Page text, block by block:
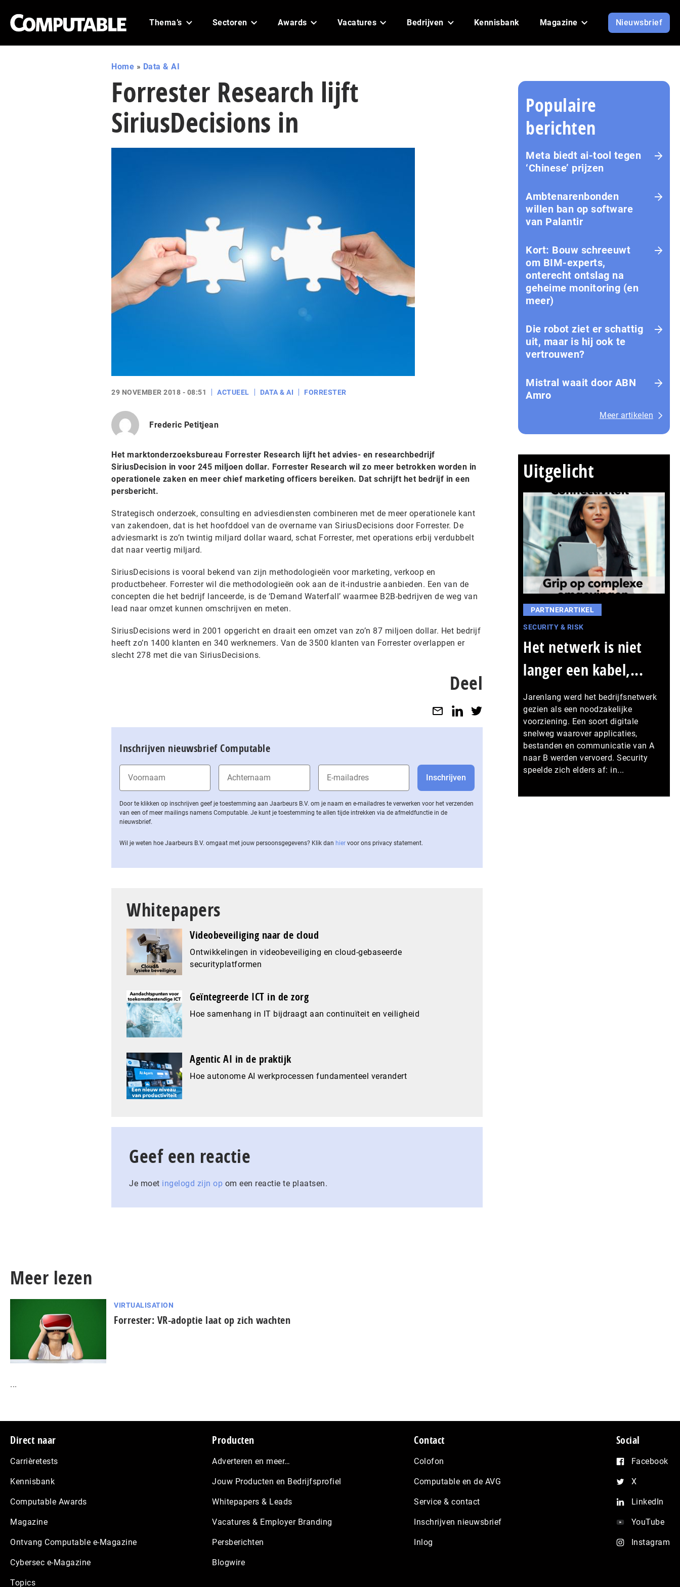
Thema’s Sectoren Awards Vacatures Bedrijven Kennisbank Magazine Nieuwsbrief
Home » Data & AI
Forrester Research lijft
SiriusDecisions in
29 NOVEMBER 2018 - 08:51 ACTUEEL DATA & AI FORRESTER
Frederic Petitjean
Het marktonderzoeksbureau Forrester Research lijft het advies- en researchbedrijf
SiriusDecision in voor 245 miljoen dollar. Forrester Research wil zo meer betrokken worden in
operationele zaken en meer chief marketing officers bereiken. Dat schrijft het bedrijf in een
persbericht.
Strategisch onderzoek, consulting en adviesdiensten combineren met de meer operationele kant
van zakendoen, dat is het hoofddoel van de overname van SiriusDecisions door Forrester. De
adviesmarkt is zo’n twintig miljard dollar waard, schat Forrester, met operations erbij verdubbelt
dat naar veertig miljard.
SiriusDecisions is vooral bekend van zijn methodologieën voor marketing, verkoop en
productbeheer. Forrester wil die methodologieën ook aan de it-industrie aanbieden. Een van de
concepten die het bedrijf lanceerde, is de ‘Demand Waterfall’ waarmee B2B-bedrijven de weg van
lead naar omzet kunnen omschrijven en meten.
SiriusDecisions werd in 2001 opgericht en draait een omzet van zo’n 87 miljoen dollar. Het bedrijf
heeft zo’n 1400 klanten en 340 werknemers. Van de 3500 klanten van Forrester overlappen er
slecht 278 met die van SiriusDecisions.
Deel
Inschrijven nieuwsbrief Computable
Door te klikken op inschrijven geef je toestemming aan Jaarbeurs B.V. om je naam en e-mailadres te verwerken voor het verzenden
van een of meer mailings namens Computable. Je kunt je toestemming te allen tijde intrekken via de af­meld­func­tie in de
nieuwsbrief.
Wil je weten hoe Jaarbeurs B.V. omgaat met jouw per­soons­ge­ge­vens? Klik dan hier voor ons privacy statement.
Whitepapers
Videobeveiliging naar de cloud
Ontwikkelingen in videobeveiliging en cloud-gebaseerde
securityplatformen
Geïntegreerde ICT in de zorg
Hoe samenhang in IT bijdraagt aan continuïteit en veiligheid
Agentic AI in de praktijk
Hoe autonome AI werkprocessen fundamenteel verandert
Geef een reactie
Je moet ingelogd zijn op om een reactie te plaatsen.
Populaire
berichten
Meta biedt ai-tool tegen
‘Chinese’ prijzen
Ambtenarenbonden
willen ban op software
van Palantir
Kort: Bouw schreeuwt
om BIM-experts,
onterecht ontslag na
geheime monitoring (en
meer)
Die robot ziet er schattig
uit, maar is hij ook te
vertrouwen?
Mistral waait door ABN
Amro
Meer artikelen
Uitgelicht
PARTNERARTIKEL
SECURITY & RISK
Het netwerk is niet
langer een kabel,...
Jarenlang werd het bedrijfsnetwerk
gezien als een noodzakelijke
voorziening. Een soort digitale
snelweg waarover applicaties,
bestanden en communicatie van A
naar B werden vervoerd. Security
speelde zich elders af: in...
Meer lezen
VIRTUALISATION
Forrester: VR-adoptie laat op zich wachten
...
Footer
Direct naar
Carrièretests
Kennisbank
Computable Awards
Magazine
Ontvang Computable e-Magazine
Cybersec e-Magazine
Topics
Producten
Adverteren en meer…
Jouw Producten en Bedrijfsprofiel
Whitepapers & Leads
Vacatures & Employer Branding
Persberichten
Blogwire
Contact
Colofon
Computable en de AVG
Service & contact
Inschrijven nieuwsbrief
Inlog
Social
Facebook
X
LinkedIn
YouTube
Instagram